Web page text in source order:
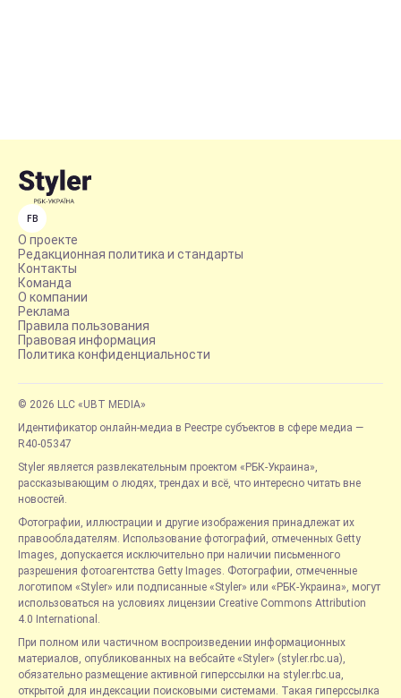
FB
О проекте
Редакционная политика и стандарты
Контакты
Команда
О компании
Реклама
Правила пользования
Правовая информация
Политика конфиденциальности
© 2026 LLC «UBT MEDIA»
Идентификатор онлайн-медиа в Реестре субъектов в сфере медиа —
R40-05347
Styler является развлекательным проектом «РБК-Украина»,
рассказывающим о людях, трендах и всё, что интересно читать вне
новостей.
Фотографии, иллюстрации и другие изображения принадлежат их
правообладателям. Использование фотографий, отмеченных Getty
Images, допускается исключительно при наличии письменного
разрешения фотоагентства Getty Images. Фотографии, отмеченные
логотипом «Styler» или подписанные «Styler» или «РБК-Украина», могут
использоваться на условиях лицензии Creative Commons Attribution
4.0 International.
При полном или частичном воспроизведении информационных
материалов, опубликованных на вебсайте «Styler» (styler.rbc.ua),
обязательно размещение активной гиперссылки на styler.rbc.ua,
открытой для индексации поисковыми системами. Такая гиперссылка